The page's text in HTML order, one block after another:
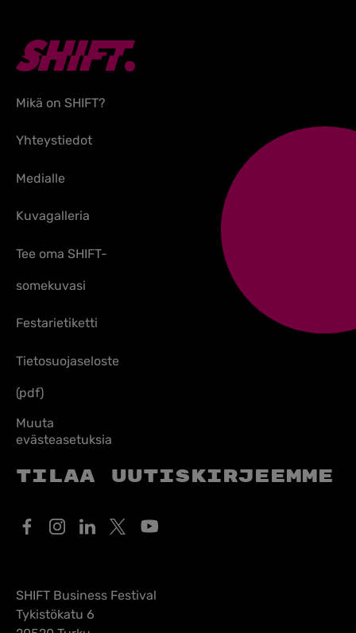
Mikä on SHIFT?
Yhteystiedot
Medialle
Kuvagalleria
Tee oma SHIFT-
somekuvasi
Festarietiketti
Tietosuojaseloste
(pdf)
Muuta
evästeasetuksia
Tilaa uutiskirjeemme
SHIFT Business Festival
Tykistökatu 6